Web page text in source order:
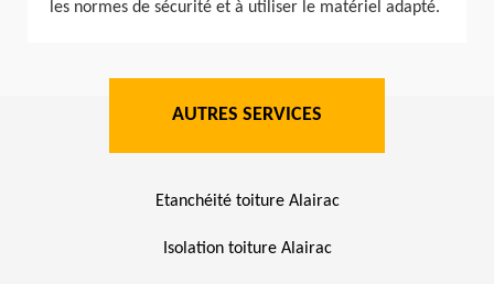
les normes de sécurité et à utiliser le matériel adapté.
AUTRES SERVICES
Etanchéité toiture Alairac
Isolation toiture Alairac